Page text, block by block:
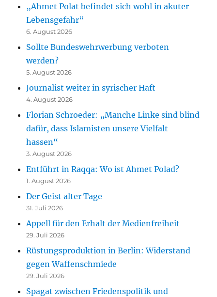
„Ahmet Polat befindet sich wohl in akuter
Lebensgefahr“
6. August 2026
Sollte Bundeswehrwerbung verboten
werden?
5. August 2026
Journalist weiter in syrischer Haft
4. August 2026
Florian Schroeder: „Manche Linke sind blind
dafür, dass Islamisten unsere Vielfalt
hassen“
3. August 2026
Entführt in Raqqa: Wo ist Ahmet Polad?
1. August 2026
Der Geist alter Tage
31. Juli 2026
Appell für den Erhalt der Medienfreiheit
29. Juli 2026
Rüstungsproduktion in Berlin: Widerstand
gegen Waffenschmiede
29. Juli 2026
Spagat zwischen Friedenspolitik und